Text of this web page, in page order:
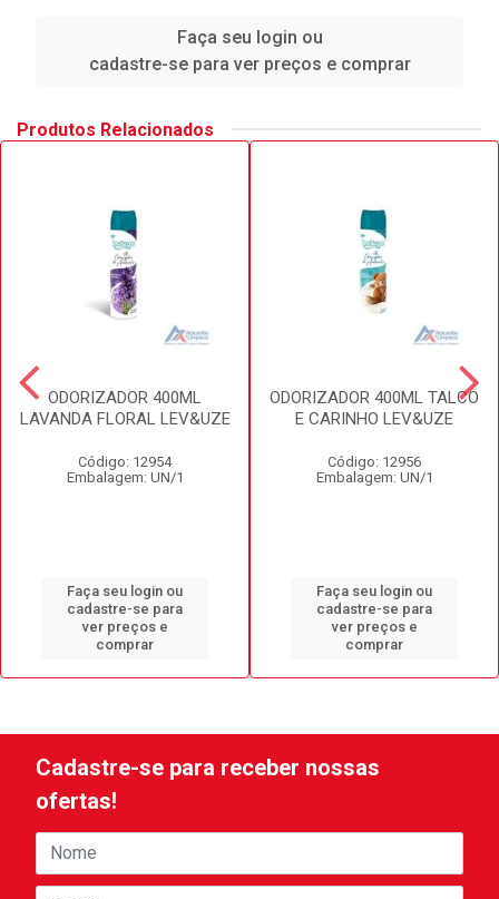
Faça seu login ou
cadastre-se para ver preços e comprar
Produtos Relacionados
ODORIZADOR 400ML
LAVANDA FLORAL LEV&UZE
Código: 12954
Embalagem: UN/1
Faça seu login ou
cadastre-se para
ver preços e
comprar
ODORIZADOR 400ML TALCO
E CARINHO LEV&UZE
Código: 12956
Embalagem: UN/1
Faça seu login ou
cadastre-se para
ver preços e
comprar
Cadastre-se para receber nossas
ofertas!